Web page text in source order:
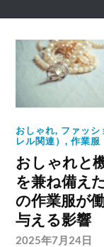
おしゃれ, ファッシ
レル関連）,作業服
おしゃれと
を兼ね備え
の作業服が
与える影響
2025年7月24日